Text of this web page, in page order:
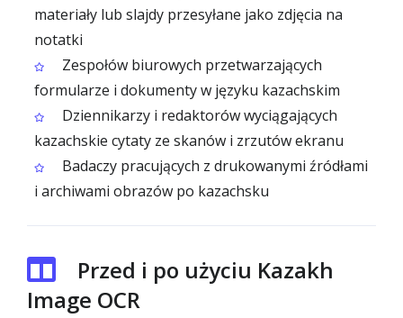
materiały lub slajdy przesyłane jako zdjęcia na
notatki
Zespołów biurowych przetwarzających
formularze i dokumenty w języku kazachskim
Dziennikarzy i redaktorów wyciągających
kazachskie cytaty ze skanów i zrzutów ekranu
Badaczy pracujących z drukowanymi źródłami
i archiwami obrazów po kazachsku
Przed i po użyciu Kazakh
Image OCR